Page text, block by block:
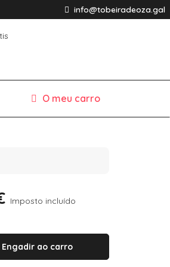
info@tobeiradeoza.gal
O meu carro
Imposto incluído
Engadir ao carro